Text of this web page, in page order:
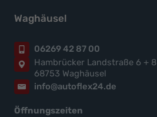
Waghäusel
06269 42 87 00
Hambrücker Landstraße 6 + 8
68753 Waghäusel
info@autoflex24.de
Öffnungszeiten